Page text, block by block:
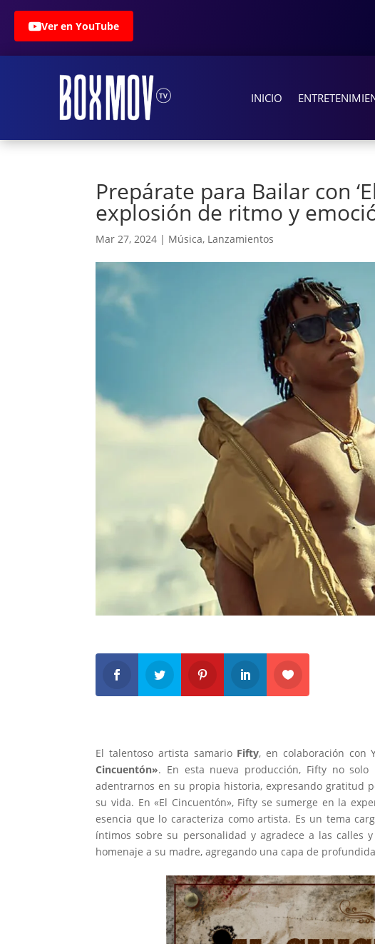
Ver en YouTube
INICIO
Prepárate para Bailar con
explosión de ritmo y
Mar 27, 2024 | Música, Lanzamientos
El talentoso artista samario Fifty, en colaboración con
Cincuentón». En esta nueva producción, Fifty no
adentrarnos en su propia historia, expresando gratitud
su vida. En «El Cincuentón», Fifty se sumerge en la
esencia que lo caracteriza como artista. Es un tema
íntimos sobre su personalidad y agradece a las calles
homenaje a su madre, agregando una capa de